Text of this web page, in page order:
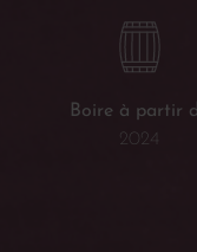
Boire à partir
2024